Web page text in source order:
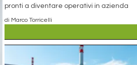
pronti a diventare operativi in azienda
di Marco Torricelli